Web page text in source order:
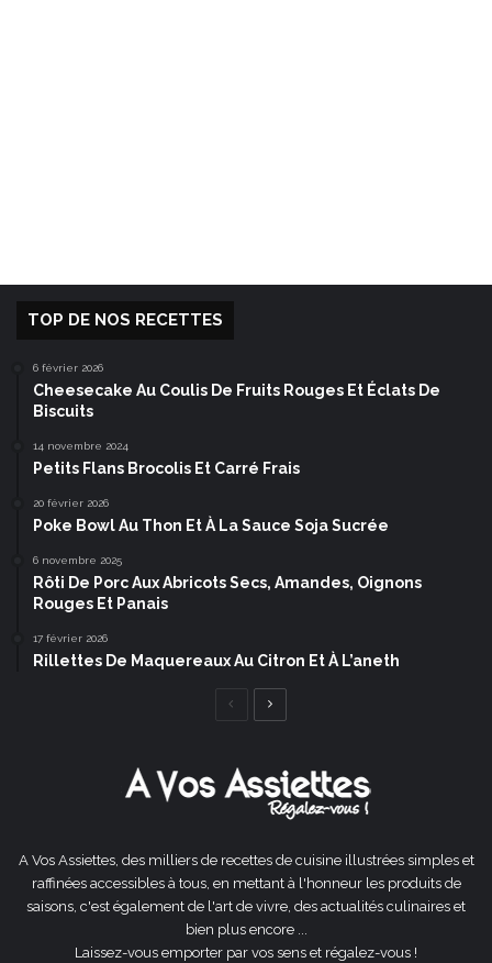
TOP DE NOS RECETTES
6 février 2026
Cheesecake Au Coulis De Fruits Rouges Et Éclats De
Biscuits
14 novembre 2024
Petits Flans Brocolis Et Carré Frais
20 février 2026
Poke Bowl Au Thon Et À La Sauce Soja Sucrée
6 novembre 2025
Rôti De Porc Aux Abricots Secs, Amandes, Oignons
Rouges Et Panais
17 février 2026
Rillettes De Maquereaux Au Citron Et À L’aneth
Page
A Vos Assiettes, des milliers de recettes de cuisine illustrées simples et
raffinées accessibles à tous, en mettant à l'honneur les produits de
saisons, c'est également de l'art de vivre, des actualités culinaires et
bien plus encore ...
Laissez-vous emporter par vos sens et régalez-vous !